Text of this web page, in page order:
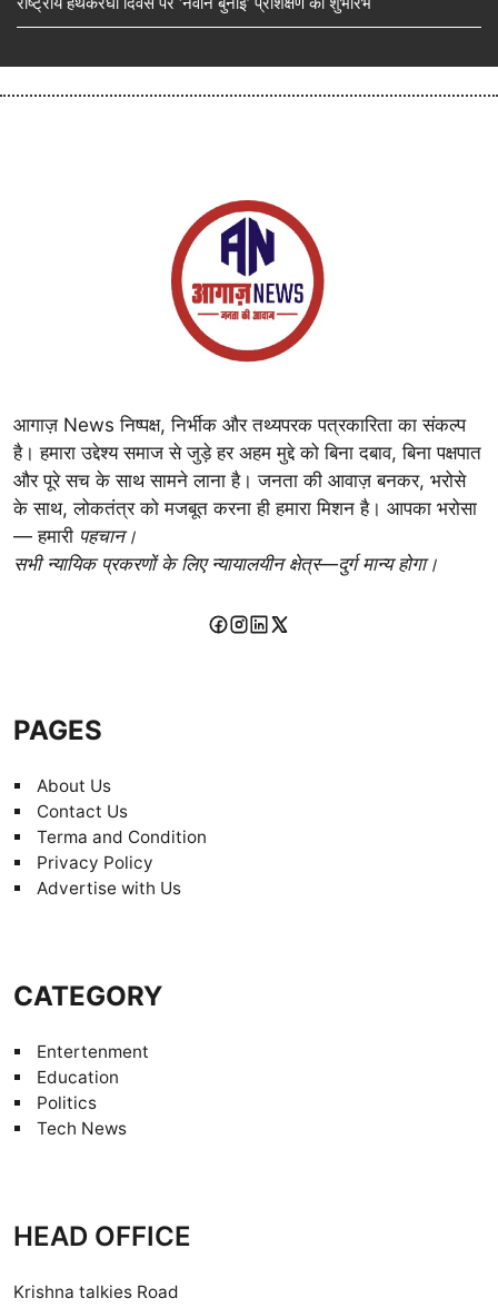
आगाज़ News निष्पक्ष, निर्भीक और तथ्यपरक पत्रकारिता का संकल्प
है। हमारा उद्देश्य समाज से जुड़े हर अहम मुद्दे को बिना दबाव, बिना पक्षपात
और पूरे सच के साथ सामने लाना है। जनता की आवाज़ बनकर, भरोसे
के साथ, लोकतंत्र को मजबूत करना ही हमारा मिशन है। आपका भरोसा
— हमारी पहचान।
सभी न्यायिक प्रकरणों के लिए न्यायालयीन क्षेत्र—दुर्ग मान्य होगा।
PAGES
About Us
Contact Us
Terma and Condition
Privacy Policy
Advertise with Us
CATEGORY
Entertenment
Education
Politics
Tech News
HEAD OFFICE
Krishna talkies Road